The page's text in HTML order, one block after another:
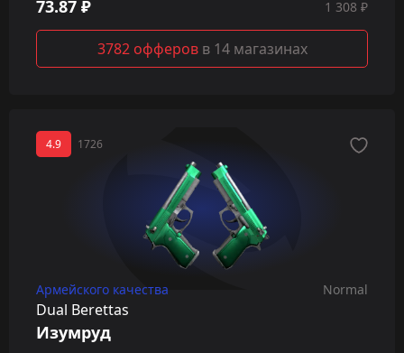
73.87 ₽ 1 308 ₽
3782 офферов в 14 магазинах
4.9 1726
Армейского качества Normal
Dual Berettas
Изумруд